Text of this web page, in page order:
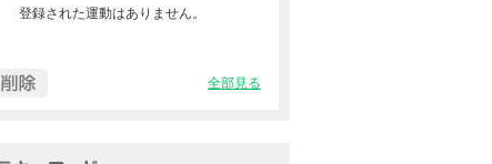
登録された運動はありません。
全部見る